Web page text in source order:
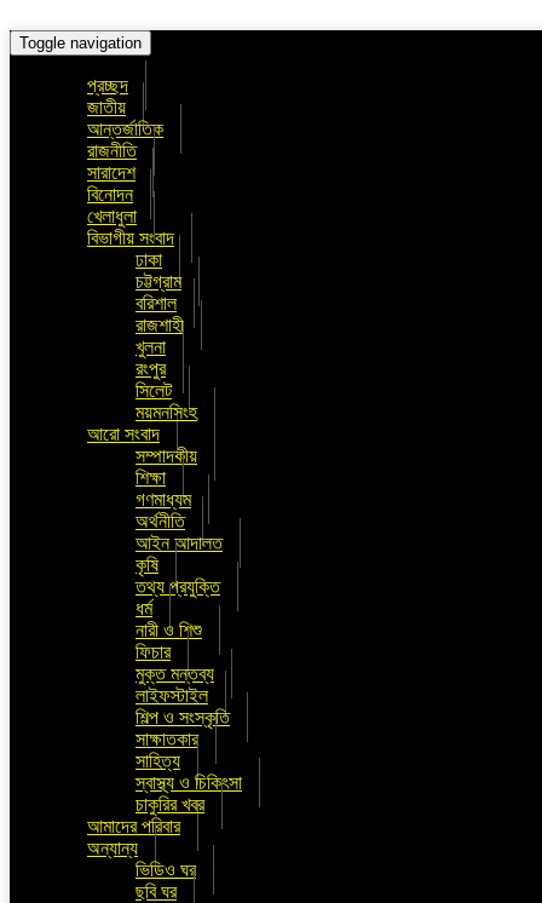
Toggle navigation
প্রচ্ছদ
জাতীয়
আন্তর্জাতিক
রাজনীতি
সারাদেশ
বিনোদন
খেলাধুলা
বিভাগীয় সংবাদ
ঢাকা
চট্টগ্রাম
বরিশাল
রাজশাহী
খুলনা
রংপুর
সিলেট
ময়মনসিংহ
আরো সংবাদ
সম্পাদকীয়
শিক্ষা
গণমাধ্যম
অর্থনীতি
আইন আদালত
কৃষি
তথ্য প্রযুক্তি
ধর্ম
নারী ও শিশু
ফিচার
মুক্ত মন্তব্য
লাইফস্টাইল
শিল্প ও সংস্কৃতি
সাক্ষাতকার
সাহিত্য
স্বাস্থ্য ও চিকিৎসা
চাকুরির খবর
আমাদের পরিবার
অন্যান্য
ভিডিও ঘর
ছবি ঘর